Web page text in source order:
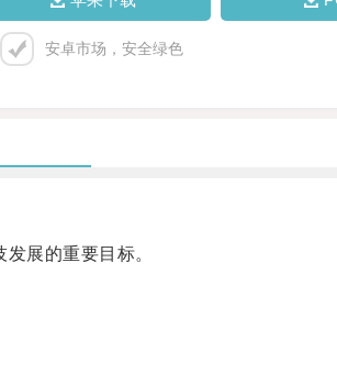
安卓市场，安全绿色
展的重要目标。